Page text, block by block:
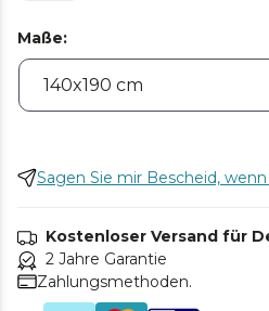
Maße:
Sagen Sie mir Bescheid,
Kostenloser Versand für
2 Jahre Garantie
Zahlungsmethoden.